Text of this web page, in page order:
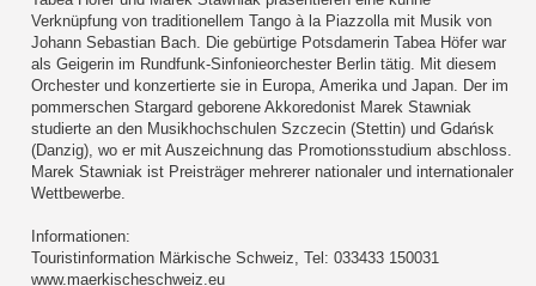
Verknüpfung von traditionellem Tango à la Piazzolla mit Musik von
Johann Sebastian Bach. Die gebürtige Potsdamerin Tabea Höfer war
als Geigerin im Rundfunk-Sinfonieorchester Berlin tätig. Mit diesem
Orchester und konzertierte sie in Europa, Amerika und Japan. Der im
pommerschen Stargard geborene Akkoredonist Marek Stawniak
studierte an den Musikhochschulen Szczecin (Stettin) und Gdańsk
(Danzig), wo er mit Auszeichnung das Promotionsstudium abschloss.
Marek Stawniak ist Preisträger mehrerer nationaler und internationaler
Wettbewerbe.
Informationen:
Touristinformation Märkische Schweiz, Tel: 033433 150031
www.maerkischeschweiz.eu